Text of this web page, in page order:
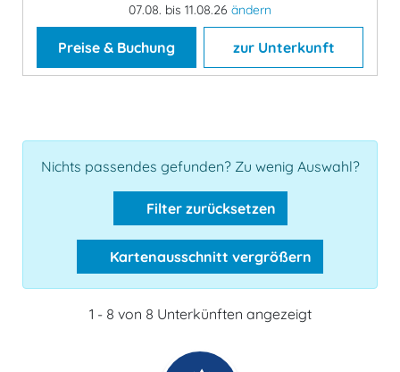
07.08. bis 11.08.26 ändern
Preise & Buchung zur Unterkunft
Nichts passendes gefunden? Zu wenig Auswahl?
Filter zurücksetzen
Kartenausschnitt vergrößern
1 - 8 von 8 Unterkünften angezeigt